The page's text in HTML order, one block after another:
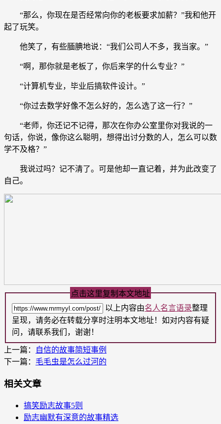
“那么，你现在是否经常向你的老板要求加薪？”我和他开
起了玩笑。
他笑了，有些腼腆地说：“我们公司人不多，我当家。”
“啊，那你就是老板了，你后来学的什么专业？”
“计算机专业，毕业后搞软件设计。”
“你过去数学好像不怎么好的，怎么选了这一行？”
“老师，你还记不记得，那次在你办公室里你对我说的一
句话，你说，像你这么聪明，想得出讨分数的人，怎么可以数
学不及格？”
我说过吗？记不清了。可是他却一直记着，并为此改变了
自己。
点击这里复制本文地址
以上内容由名人名言语录整理
呈现，请务必在转载分享时注明本文地址！如对内容有疑
问，请联系我们，谢谢！
上一篇：
自信的故事简短事例
下一篇： 毛毛虫是怎么过河的
相关文章
搞笑励志故事5则
励志幽默有深意的故事精选